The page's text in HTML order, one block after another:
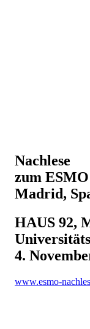
Nachlese
zum ESMO
Madrid,
HAUS 92,
4.
www.esmo-